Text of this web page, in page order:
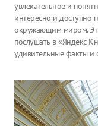
увлекательное и
интересно и доступно
окружающим миром.
послушать в «Яндекс
удивительные факты и